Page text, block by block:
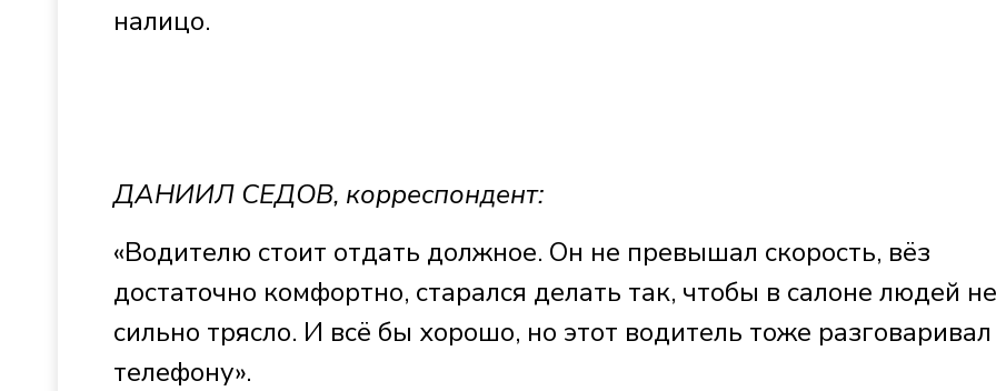
налицо.
ДАНИИЛ СЕДОВ, корреспондент:
«Водителю стоит отдать должное. Он не превышал скорость, вёз
достаточно комфортно, старался делать так, чтобы в салоне людей не
сильно трясло. И всё бы хорошо, но этот водитель тоже
телефону».